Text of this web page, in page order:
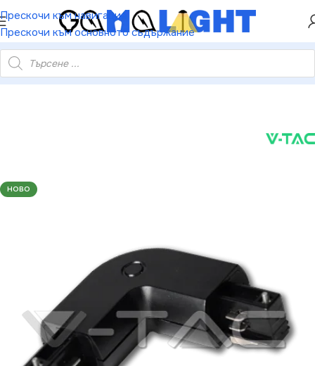
Прескочи към навигация
Прескочи към основното съдържание
НАМАЛЕНИЕ ОТ 5%
осветление»V-TAC VT-3528 4L Конектор за черна Релса
НОВО